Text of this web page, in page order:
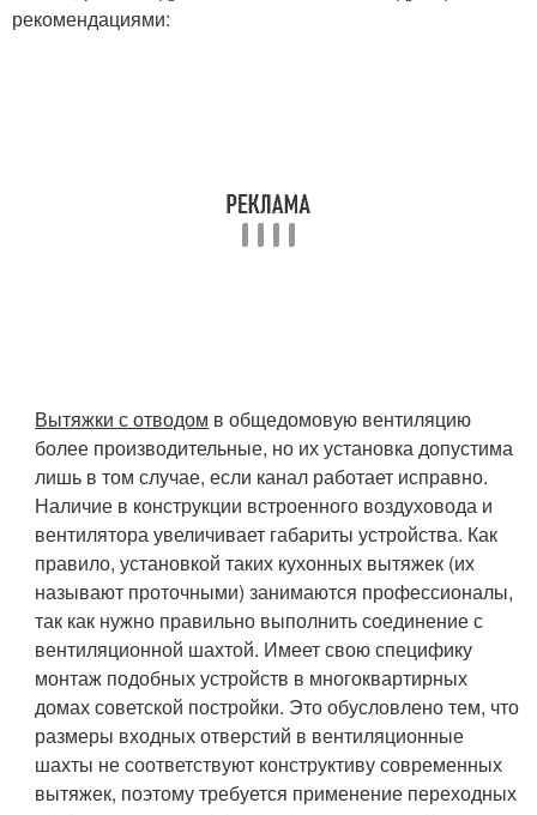
рекомендациями:
Вытяжки с отводом в общедомовую вентиляцию
более производительные, но их установка допустима
лишь в том случае, если канал работает исправно.
Наличие в конструкции встроенного воздуховода и
вентилятора увеличивает габариты устройства. Как
правило, установкой таких кухонных вытяжек (их
называют проточными) занимаются профессионалы,
так как нужно правильно выполнить соединение с
вентиляционной шахтой. Имеет свою специфику
монтаж подобных устройств в многоквартирных
домах советской постройки. Это обусловлено тем, что
размеры входных отверстий в вентиляционные
шахты не соответствуют конструктиву современных
вытяжек, поэтому требуется применение переходных